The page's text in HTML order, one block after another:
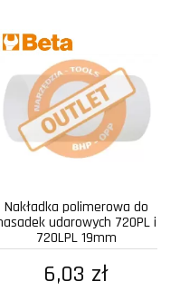
Nakładka polimerowa do
udarowych 720PL i
720LPL 19mm
6,03 zł